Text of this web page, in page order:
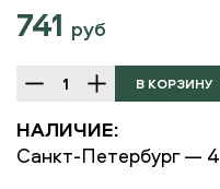
741 руб
НАЛИЧИЕ:
Санкт-Петербург — 4